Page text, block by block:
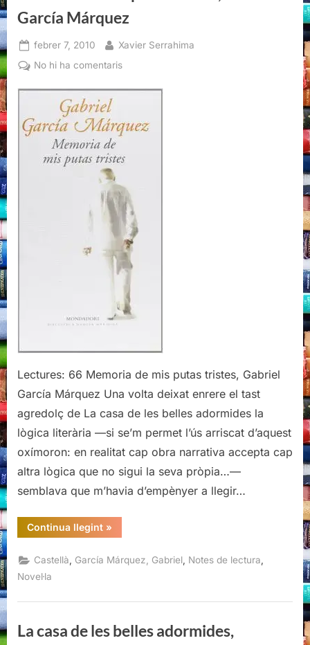
García Márquez
Posted
on
febrer 7, 2010 By
Xavier Serrahima
No hi ha comentarisa
putas
Gabriel
Márquez
Lectures: 66 Memoria de mis putas tristes, Gabriel
García Márquez Una volta deixat enrere el tast
agredolç de La casa de les belles adormides la
lògica literària —si se’m permet l’ús arriscat d’aquest
oxímoron: en realitat cap obra narrativa accepta cap
altra lògica que no sigui la seva pròpia…—
semblava que m’havia d’empènyer a llegir…
Continua llegint“Memoria
de
putas
tristes,
»
Castellà García Márquez, Gabriel Notes de lectura
Novel·la
La casa de les belles adormides,